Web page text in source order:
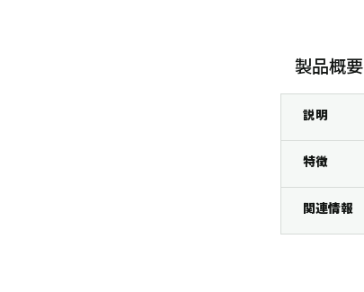
製品概要
説明
特徴
関連情報